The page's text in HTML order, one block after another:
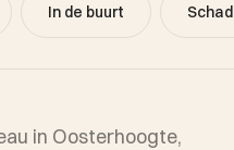
In de buurt
in Oosterhoogte,